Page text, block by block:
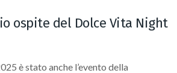
ospite del Dolce Vita Night
è stato anche l’evento della